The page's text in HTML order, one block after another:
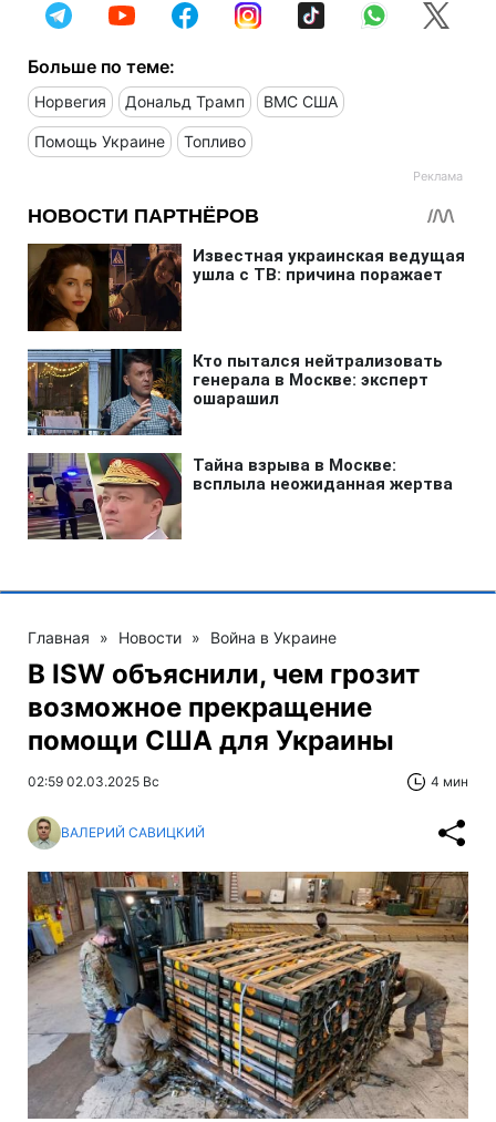
Больше по теме:
Норвегия Дональд Трамп ВМС США
Помощь Украине Топливо
Главная » Новости » Война в Украине
В ISW объяснили, чем грозит
возможное прекращение
помощи США для Украины
02:59 02.03.2025 Вс 4 мин
ВАЛЕРИЙ САВИЦКИЙ